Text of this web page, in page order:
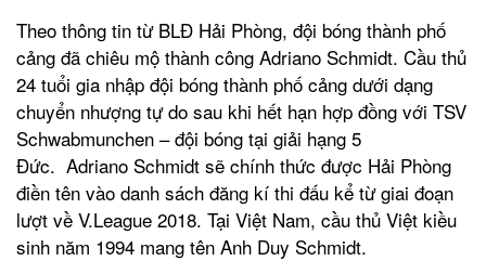
Theo thông tin từ BLĐ Hải Phòng, đội bóng thành phố
cảng đã chiêu mộ thành công Adriano Schmidt. Cầu thủ
24 tuổi gia nhập đội bóng thành phố cảng dưới dạng
chuyển nhượng tự do sau khi hết hạn hợp đồng với TSV
Schwabmunchen – đội bóng tại giải hạng 5
Đức. Adriano Schmidt sẽ chính thức được Hải Phòng
điền tên vào danh sách đăng kí thi đấu kể từ giai đoạn
lượt về V.League 2018. Tại Việt Nam, cầu thủ Việt kiều
sinh năm 1994 mang tên Anh Duy Schmidt.